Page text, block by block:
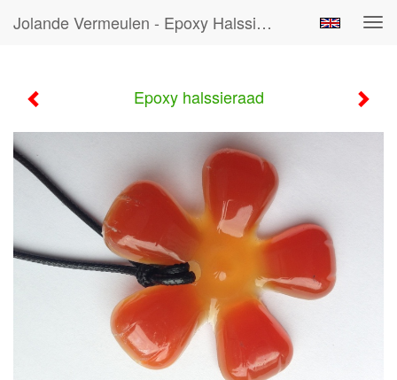
Jolande Vermeulen - Epoxy Halssieraad
Epoxy halssieraad